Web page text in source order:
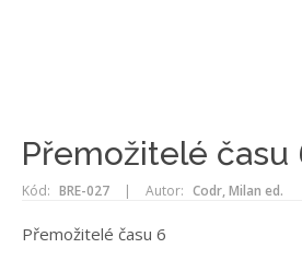
Přemožitelé času
Kód: BRE-027 | Autor: Codr, Milan ed.
Přemožitelé času 6